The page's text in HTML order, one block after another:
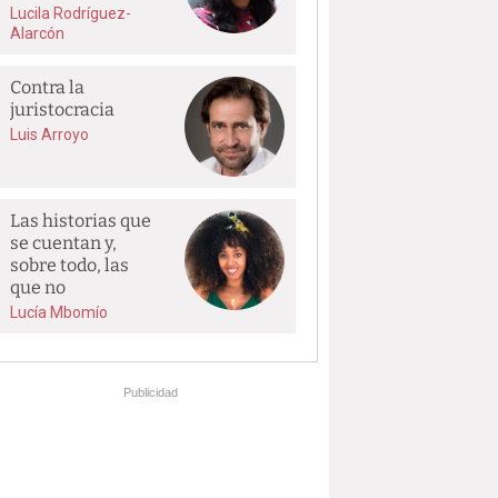
Lucila Rodríguez-
Alarcón
Contra la
juristocracia
Luis Arroyo
Las historias que
se cuentan y,
sobre todo, las
que no
Lucía Mbomío
Publicidad